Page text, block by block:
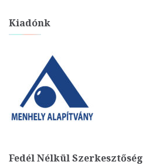
Kiadónk
Fedél Nélkül Szerkesztőség